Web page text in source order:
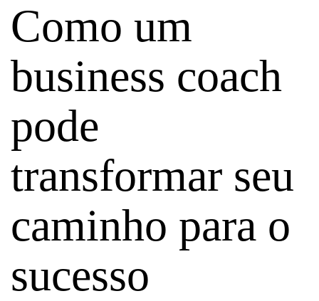
Como um
business coach
pode
transformar seu
caminho para o
sucesso